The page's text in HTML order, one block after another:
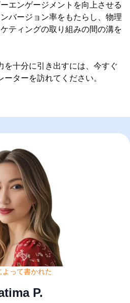
エンゲージメントを向上させる
バージョン率をもたらし、物理
ティングの取り組みの間の溝を
を十分に引き出すには、今すぐ
ターを訪れてください。
よって書かれた
P.